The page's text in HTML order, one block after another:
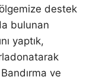
destek
bulunan
yaptık,
donatarak
ve